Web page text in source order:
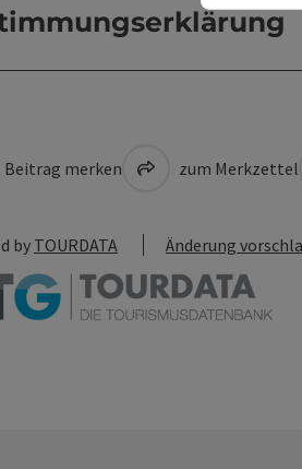
Beitrag merken zum Merkzettel
by TOURDATA Änderung